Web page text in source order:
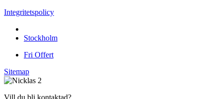
Integritetspolicy
Stockholm
Fri Offert
Sitemap
Vill du bli kontaktad?